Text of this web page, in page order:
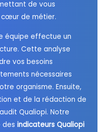
de vous
cœur de métier.
équipe effectue un
Cette analyse
vos besoins
nécessaires
organisme. Ensuite,
et de la rédaction de
Qualiopi. Notre
desindicateurs Qualiopi